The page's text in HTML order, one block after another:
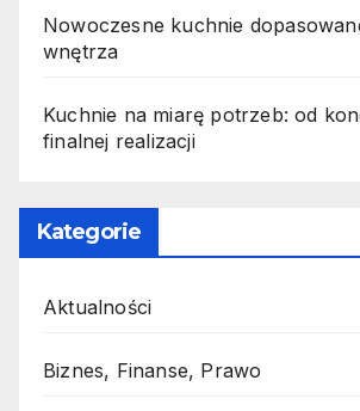
Nowoczesne kuchnie
wnętrza
Kuchnie na miarę potrzeb: od
finalnej realizacji
Kategorie
Aktualności
Biznes, Finanse, Prawo